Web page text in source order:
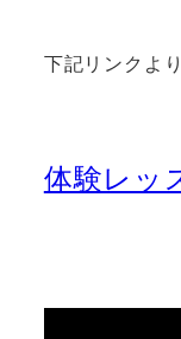
下記リンクよ
体験レッ